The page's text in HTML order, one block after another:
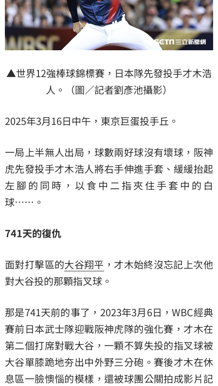
▲世界12強棒球錦標賽，日本隊先發投手才木浩
人。（圖／記者劉彥池攝影）
2025年3月16日中午，東京巨蛋投手丘。
一局上半無人出局，球數兩好球沒有壞球，阪神
虎先發投手才木浩人將右手伸進手套、緩緩抬起
左腳的同時，以食中二指夾住手套中的白
球……。
741天的復仇
面對打擊區的大谷翔平 ，才木始終沒忘記上次他
對大谷投的那顆指叉球。
那是741天前的事了，2023年3月6日，WBC經典
賽前日本武士隊迎戰阪神虎隊的強化賽，才木在
第二個打席對戰大谷，一顆不算失投的指叉球被
大谷單膝跪地夯出中外野三分砲。賽後才木在休
息區一臉懊惱的模樣，還被球團公關拍成影片記